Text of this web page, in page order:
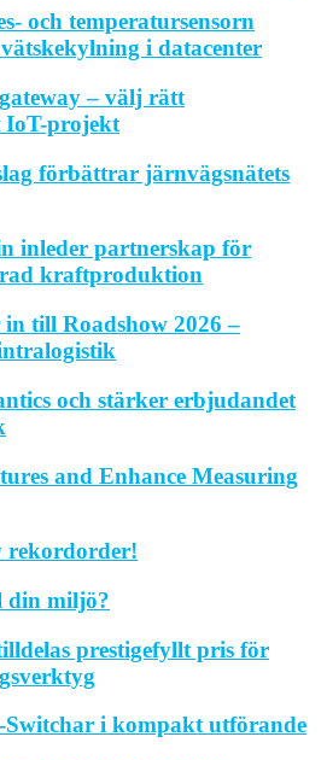
och temperatursensorn
i datacenter
– välj rätt
projekt
förbättrar järnvägsnätets
inleder partnerskap för
kraftproduktion
till Roadshow 2026 –
och stärker erbjudandet
and Enhance Measuring
rekordorder!
din miljö?
prestigefyllt pris för
i kompakt utförande